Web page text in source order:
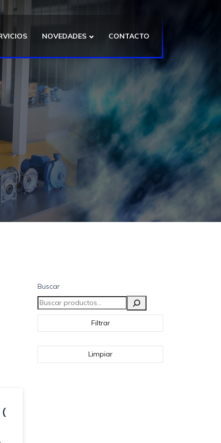
NOVEDADES CONTACTO
(
Buscar
Filtrar
Limpiar